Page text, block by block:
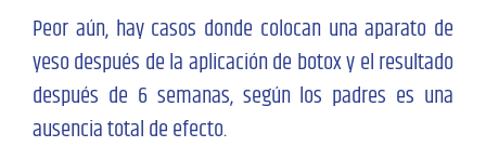
Peor aún, hay casos donde colocan una aparato de
yeso después de la aplicación de botox y el resultado
después de 6 semanas, según los padres es una
ausencia total de efecto.